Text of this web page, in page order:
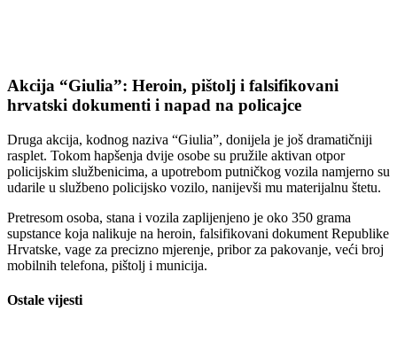
Akcija “Giulia”: Heroin, pištolj i falsifikovani
hrvatski dokumenti i napad na policajce
Druga akcija, kodnog naziva “Giulia”, donijela je još dramatičniji
rasplet. Tokom hapšenja dvije osobe su pružile aktivan otpor
policijskim službenicima, a upotrebom putničkog vozila namjerno su
udarile u službeno policijsko vozilo, nanijevši mu materijalnu štetu.
Pretresom osoba, stana i vozila zaplijenjeno je oko 350 grama
supstance koja nalikuje na heroin, falsifikovani dokument Republike
Hrvatske, vage za precizno mjerenje, pribor za pakovanje, veći broj
mobilnih telefona, pištolj i municija.
Ostale vijesti